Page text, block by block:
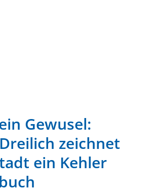
Gewusel:
zeichnet
ein Kehler